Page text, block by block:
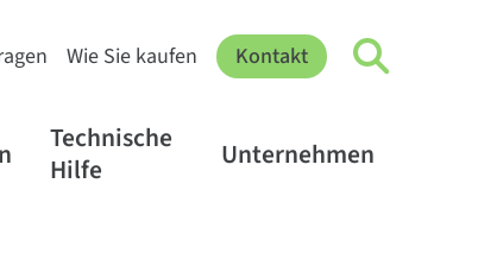
Wie Sie kaufen Kontakt
Technische
Hilfe
Unternehmen